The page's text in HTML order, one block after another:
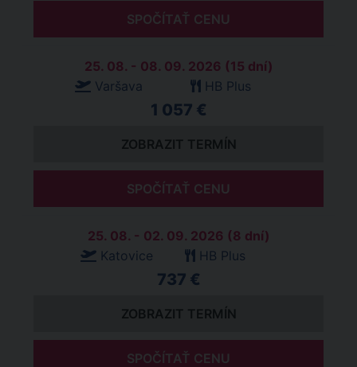
SPOČÍTAŤ CENU
25. 08. - 08. 09. 2026 (15 dní)
Varšava
HB Plus
1 057 €
ZOBRAZIT TERMÍN
SPOČÍTAŤ CENU
25. 08. - 02. 09. 2026 (8 dní)
Katovice
HB Plus
737 €
ZOBRAZIT TERMÍN
SPOČÍTAŤ CENU